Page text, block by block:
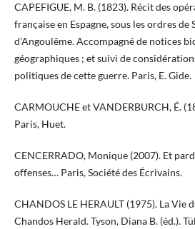
CAPEFIGUE, M. B. (1823). Récit des
française en Espagne, sous les ordres de
d’Angoulême. Accompagné de notices
géographiques ; et suivi de
politiques de cette guerre. Paris, E. Gide.
CARMOUCHE et VANDERBURCH, É.
Paris, Huet.
CENCERRADO, Monique (2007). Et
offenses… Paris, Société des Écrivains.
CHANDOS LE HERAULT (1975). La Vie
Chandos Herald. Tyson, Diana B. (éd.).